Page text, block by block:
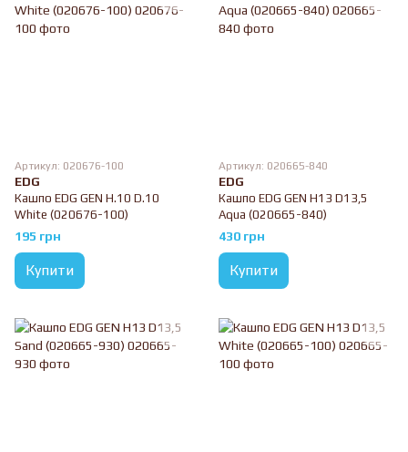
Артикул: 020676-100
EDG
Кашпо EDG GEN H.10 D.10
White (020676-100)
195 грн
Купити
Артикул: 020665-840
EDG
Кашпо EDG GEN H13 D13,5
Aqua (020665-840)
430 грн
Купити